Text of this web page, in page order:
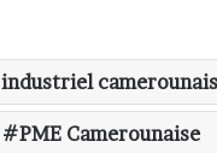
industriel camerounais
PME Camerounaise